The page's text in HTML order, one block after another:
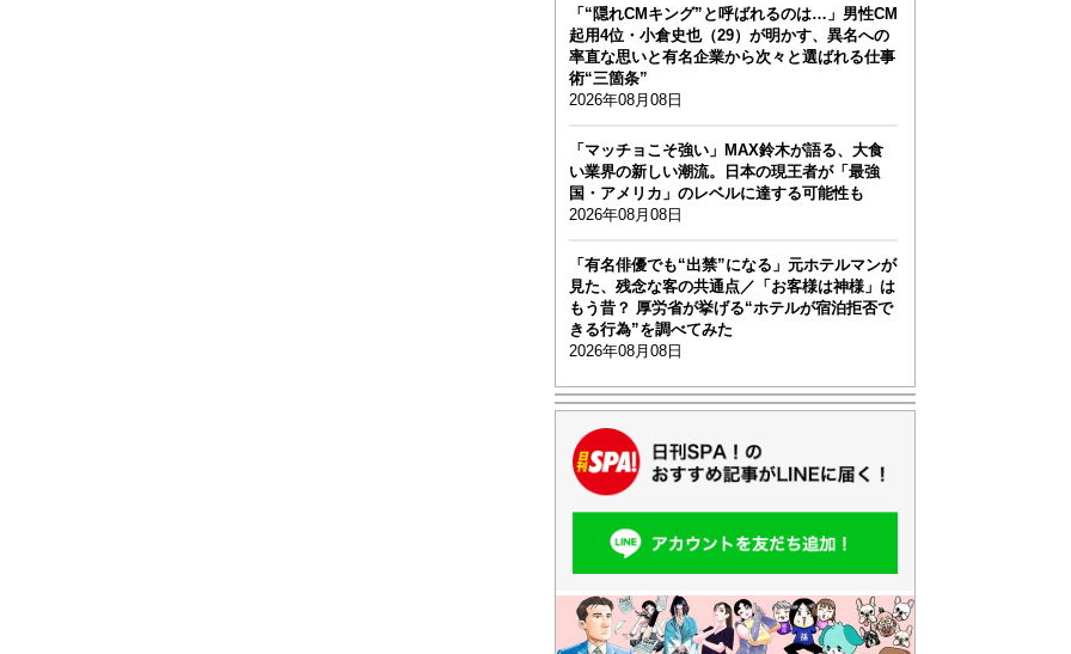
「“隠れCMキング”と呼ばれるのは…」男性CM
起用4位・小倉史也（29）が明かす、異名への
率直な思いと有名企業から次々と選ばれる仕事
術“三箇条”
2026年08月08日
「マッチョこそ強い」MAX鈴木が語る、大食
い業界の新しい潮流。日本の現王者が「最強
国・アメリカ」のレベルに達する可能性も
2026年08月08日
「有名俳優でも“出禁”になる」元ホテルマンが
見た、残念な客の共通点／「お客様は神様」は
もう昔？ 厚労省が挙げる“ホテルが宿泊拒否で
きる行為”を調べてみた
2026年08月08日